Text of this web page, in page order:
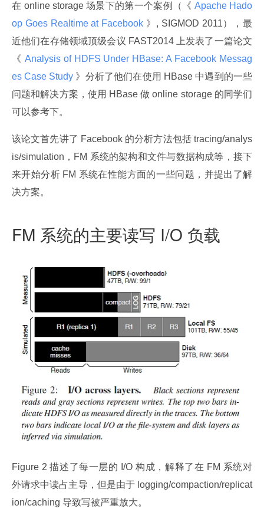
在 online storage 场景下的第一个案例（《 Apache Hado
op Goes Realtime at Facebook 》, SIGMOD 2011），最
近他们在存储领域顶级会议 FAST2014 上发表了一篇论文
《 Analysis of HDFS Under HBase: A Facebook Messag
es Case Study 》分析了他们在使用 HBase 中遇到的一些
问题和解决方案，使用 HBase 做 online storage 的同学们
可以参考下。
该论文首先讲了 Facebook 的分析方法包括 tracing/analys
is/simulation，FM 系统的架构和文件与数据构成等，接下
来开始分析 FM 系统在性能方面的一些问题，并提出了解
决方案。
FM 系统的主要读写 I/O 负载
Figure 2 描述了每一层的 I/O 构成，解释了在 FM 系统对
外请求中读占主导，但是由于 logging/compaction/replicat
ion/caching 导致写被严重放大。